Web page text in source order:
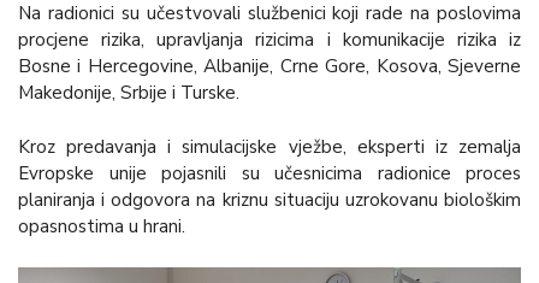
Na radionici su učestvovali službenici koji rade na poslovima
procjene rizika, upravljanja rizicima i komunikacije rizika iz
Bosne i Hercegovine, Albanije, Crne Gore, Kosova, Sjeverne
Makedonije, Srbije i Turske.
Kroz predavanja i simulacijske vježbe, eksperti iz zemalja
Evropske unije pojasnili su učesnicima radionice proces
planiranja i odgovora na kriznu situaciju uzrokovanu biološkim
opasnostima u hrani.